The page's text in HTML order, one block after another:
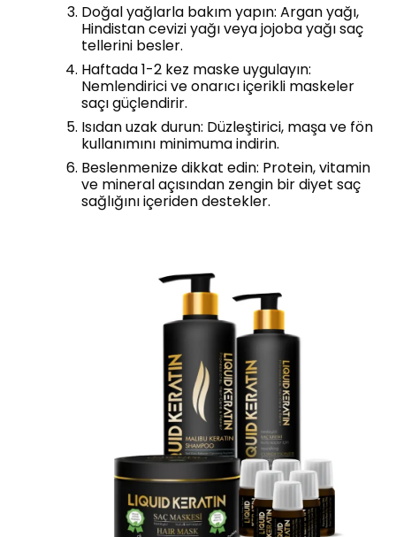
Doğal yağlarla bakım yapın: Argan yağı,
Hindistan cevizi yağı veya jojoba yağı saç
tellerini besler.
Haftada 1-2 kez maske uygulayın:
Nemlendirici ve onarıcı içerikli maskeler
saçı güçlendirir.
Isıdan uzak durun: Düzleştirici, maşa ve fön
kullanımını minimuma indirin.
Beslenmenize dikkat edin: Protein, vitamin
ve mineral açısından zengin bir diyet saç
sağlığını içeriden destekler.